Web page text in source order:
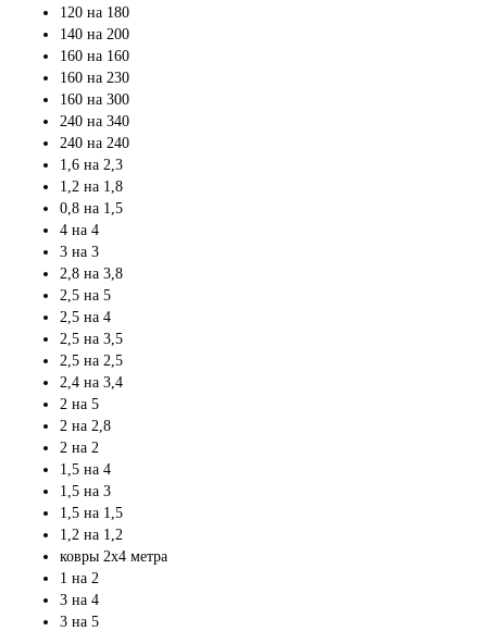
120 на 180
140 на 200
160 на 160
160 на 230
160 на 300
240 на 340
240 на 240
1,6 на 2,3
1,2 на 1,8
0,8 на 1,5
4 на 4
3 на 3
2,8 на 3,8
2,5 на 5
2,5 на 4
2,5 на 3,5
2,5 на 2,5
2,4 на 3,4
2 на 5
2 на 2,8
2 на 2
1,5 на 4
1,5 на 3
1,5 на 1,5
1,2 на 1,2
ковры 2х4 метра
1 на 2
3 на 4
3 на 5